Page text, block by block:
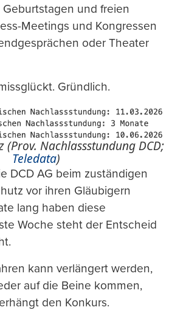
Geburtstagen und freien
Meetings und Kongressen
oder Theater
Gründlich.
(Prov. Nachlassstundung DCD;
Teledata)
DCD AG beim zuständigen
vor ihren Gläubigern
lang haben diese
Woche steht der Entscheid
kann verlängert werden,
auf die Beine kommen,
den Konkurs.